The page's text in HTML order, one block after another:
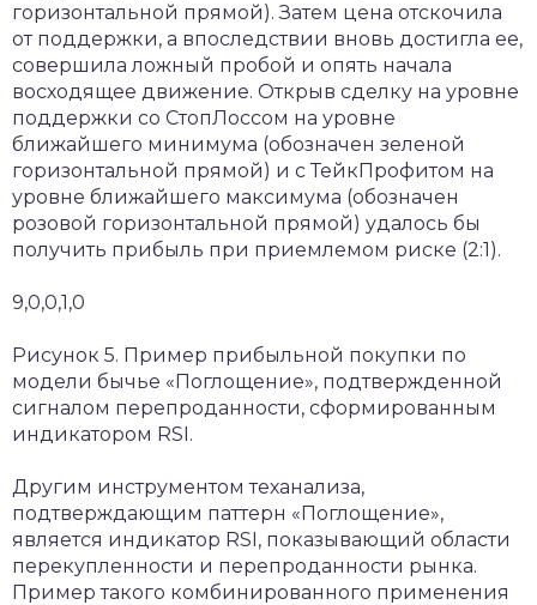
горизонтальной прямой). Затем цена отскочила
от поддержки, а впоследствии вновь достигла ее,
совершила ложный пробой и опять начала
восходящее движение. Открыв сделку на уровне
поддержки со СтопЛоссом на уровне
ближайшего минимума (обозначен зеленой
горизонтальной прямой) и с ТейкПрофитом на
уровне ближайшего максимума (обозначен
розовой горизонтальной прямой) удалось бы
получить прибыль при приемлемом риске (2:1).
9,0,0,1,0
Рисунок 5. Пример прибыльной покупки по
модели бычье «Поглощение», подтвержденной
сигналом перепроданности, сформированным
индикатором RSI.
Другим инструментом теханализа,
подтверждающим паттерн «Поглощение»,
является индикатор RSI, показывающий области
перекупленности и перепроданности рынка.
Пример такого комбинированного применения